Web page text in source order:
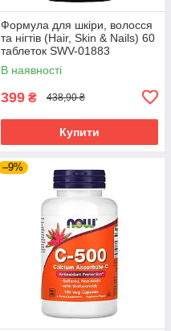
Формула для шкіри, волосся
та нігтів (Hair, Skin & Nails) 60
таблеток SWV-01883
В наявності
399 ₴ 438,90 ₴
Купити
–9%